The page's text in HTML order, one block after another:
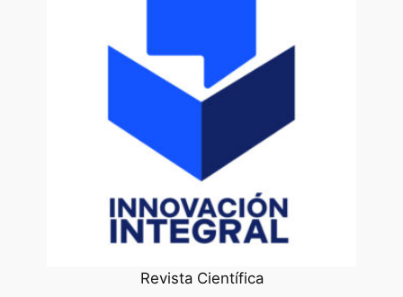
Revista Científica